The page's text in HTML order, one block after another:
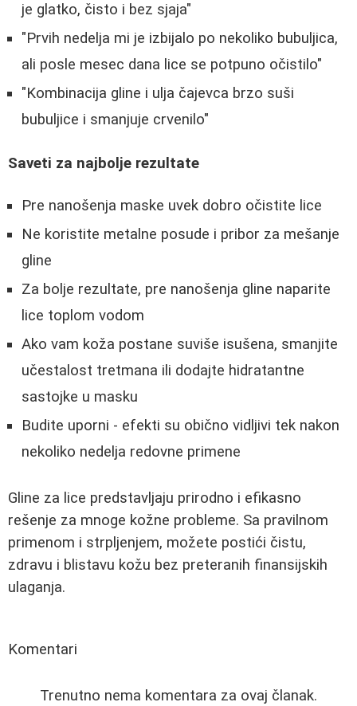
je glatko, čisto i bez sjaja"
"Prvih nedelja mi je izbijalo po nekoliko bubuljica,
ali posle mesec dana lice se potpuno očistilo"
"Kombinacija gline i ulja čajevca brzo suši
bubuljice i smanjuje crvenilo"
Saveti za najbolje rezultate
Pre nanošenja maske uvek dobro očistite lice
Ne koristite metalne posude i pribor za mešanje
gline
Za bolje rezultate, pre nanošenja gline naparite
lice toplom vodom
Ako vam koža postane suviše isušena, smanjite
učestalost tretmana ili dodajte hidratantne
sastojke u masku
Budite uporni - efekti su obično vidljivi tek nakon
nekoliko nedelja redovne primene
Gline za lice predstavljaju prirodno i efikasno
rešenje za mnoge kožne probleme. Sa pravilnom
primenom i strpljenjem, možete postići čistu,
zdravu i blistavu kožu bez preteranih finansijskih
ulaganja.
Komentari
Trenutno nema komentara za ovaj članak.